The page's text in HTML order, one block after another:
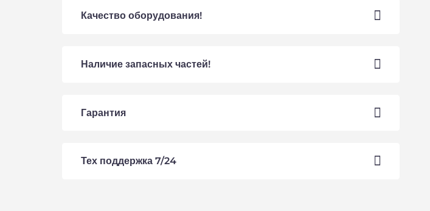
Качество оборудования!
Наличие запасных частей!
Гарантия
Тех поддержка 7/24